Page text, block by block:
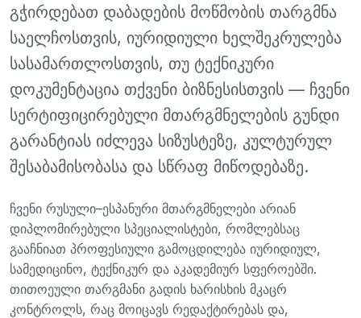
გჭირდებათ დაბადების მოწმობის თარგმნა
საელჩოსთვის, იურიდიული ხელშეკრულება
სასამართლოსთვის, თუ ტექნიკური
დოკუმენტაცია თქვენი ბიზნესისთვის — ჩვენი
სერტიფიცირებული მთარგმნელების გუნდი
გარანტიას იძლევა სიზუსტეზე, კულტურულ
შესაბამისობასა და სწრაფ მიწოდებაზე.
ჩვენი რუსული–ესპანური მთარგმნელები არიან
დიპლომირებული სპეციალისტები, რომლებსაც
გააჩნიათ პროფესიული გამოცდილება იურიდიულ,
სამედიცინო, ტექნიკურ და აკადემიურ სფეროებში.
თითოეული თარგმანი გადის ხარისხის მკაცრ
კონტროლს, რაც მოიცავს რედაქტირებას და,